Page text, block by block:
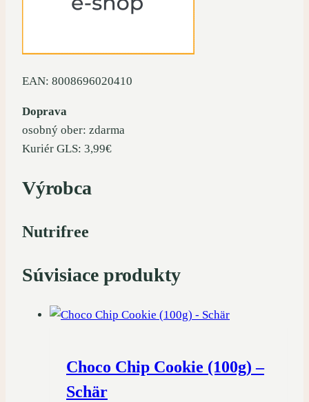
EAN: 8008696020410
Doprava
osobný ober: zdarma
Kuriér GLS: 3,99€
Výrobca
Nutrifree
Súvisiace produkty
Choco Chip Cookie (100g) –
Schär